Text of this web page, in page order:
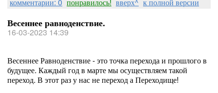
Весеннее равноденствие.
16-03-2023 14:39
Весеннее Равноденствие - это точка перехода и прошлого в
будущее. Каждый год в марте мы осуществляем такой
переход. В этот раз у нас не переход а Переходище!